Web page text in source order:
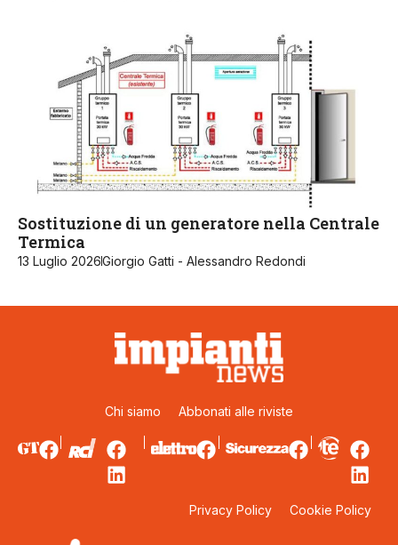
Sostituzione di un generatore nella Centrale
Termica
13 Luglio 2026Giorgio Gatti - Alessandro Redondi
Chi siamo Abbonati alle riviste
Privacy Policy Cookie Policy